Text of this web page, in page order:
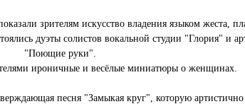
зрителям искусство владения языком жеста,
дуэты солистов вокальной студии "Глория" и
"Поющие руки".
ироничные и весёлые миниатюры о женщинах.
песня "Замыкая круг", которую артистично